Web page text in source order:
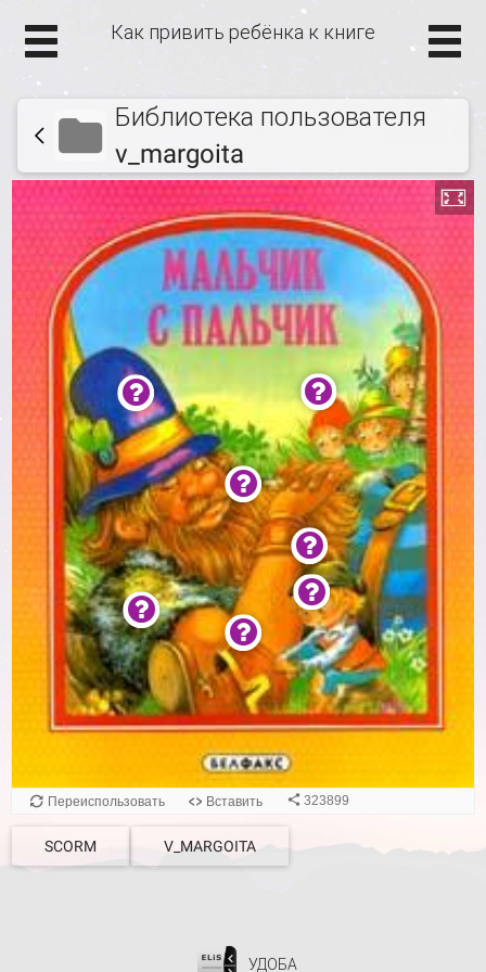
Как привить ребёнка к книге
Библиотека пользователя
v_margoita
SCORM V_MARGOITA
УДОБА